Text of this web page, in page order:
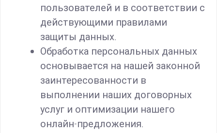
пользователей и в соответствии с
действующими правилами
защиты данных.
Обработка персональных данных
основывается на нашей законной
заинтересованности в
выполнении наших договорных
услуг и оптимизации нашего
онлайн-предложения.